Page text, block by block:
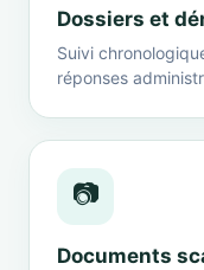
Dossiers et
Suivi
réponses
📷
Documents